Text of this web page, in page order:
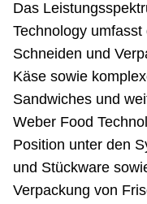
Das
Technology
Schneiden und
Käse sowie
Sandwiches und
Weber Food
Position unter den
und Stückware
Verpackung von